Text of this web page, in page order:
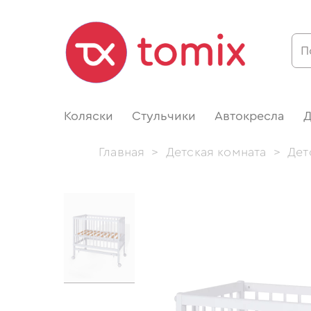
Коляски Стульчики Автокресла
Главная > Детская комната >